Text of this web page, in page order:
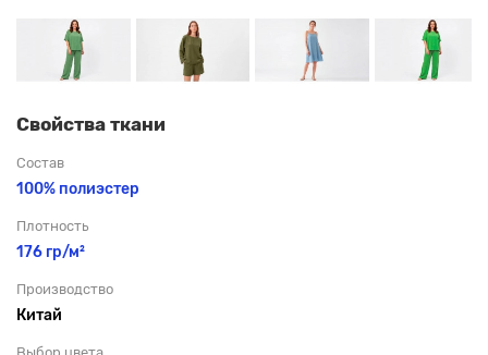
Свойства ткани
Состав
100% полиэстер
Плотность
176 гр/м²
Производство
Китай